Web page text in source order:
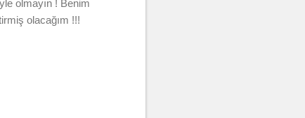
olmayın ! Benim
olacağım !!!